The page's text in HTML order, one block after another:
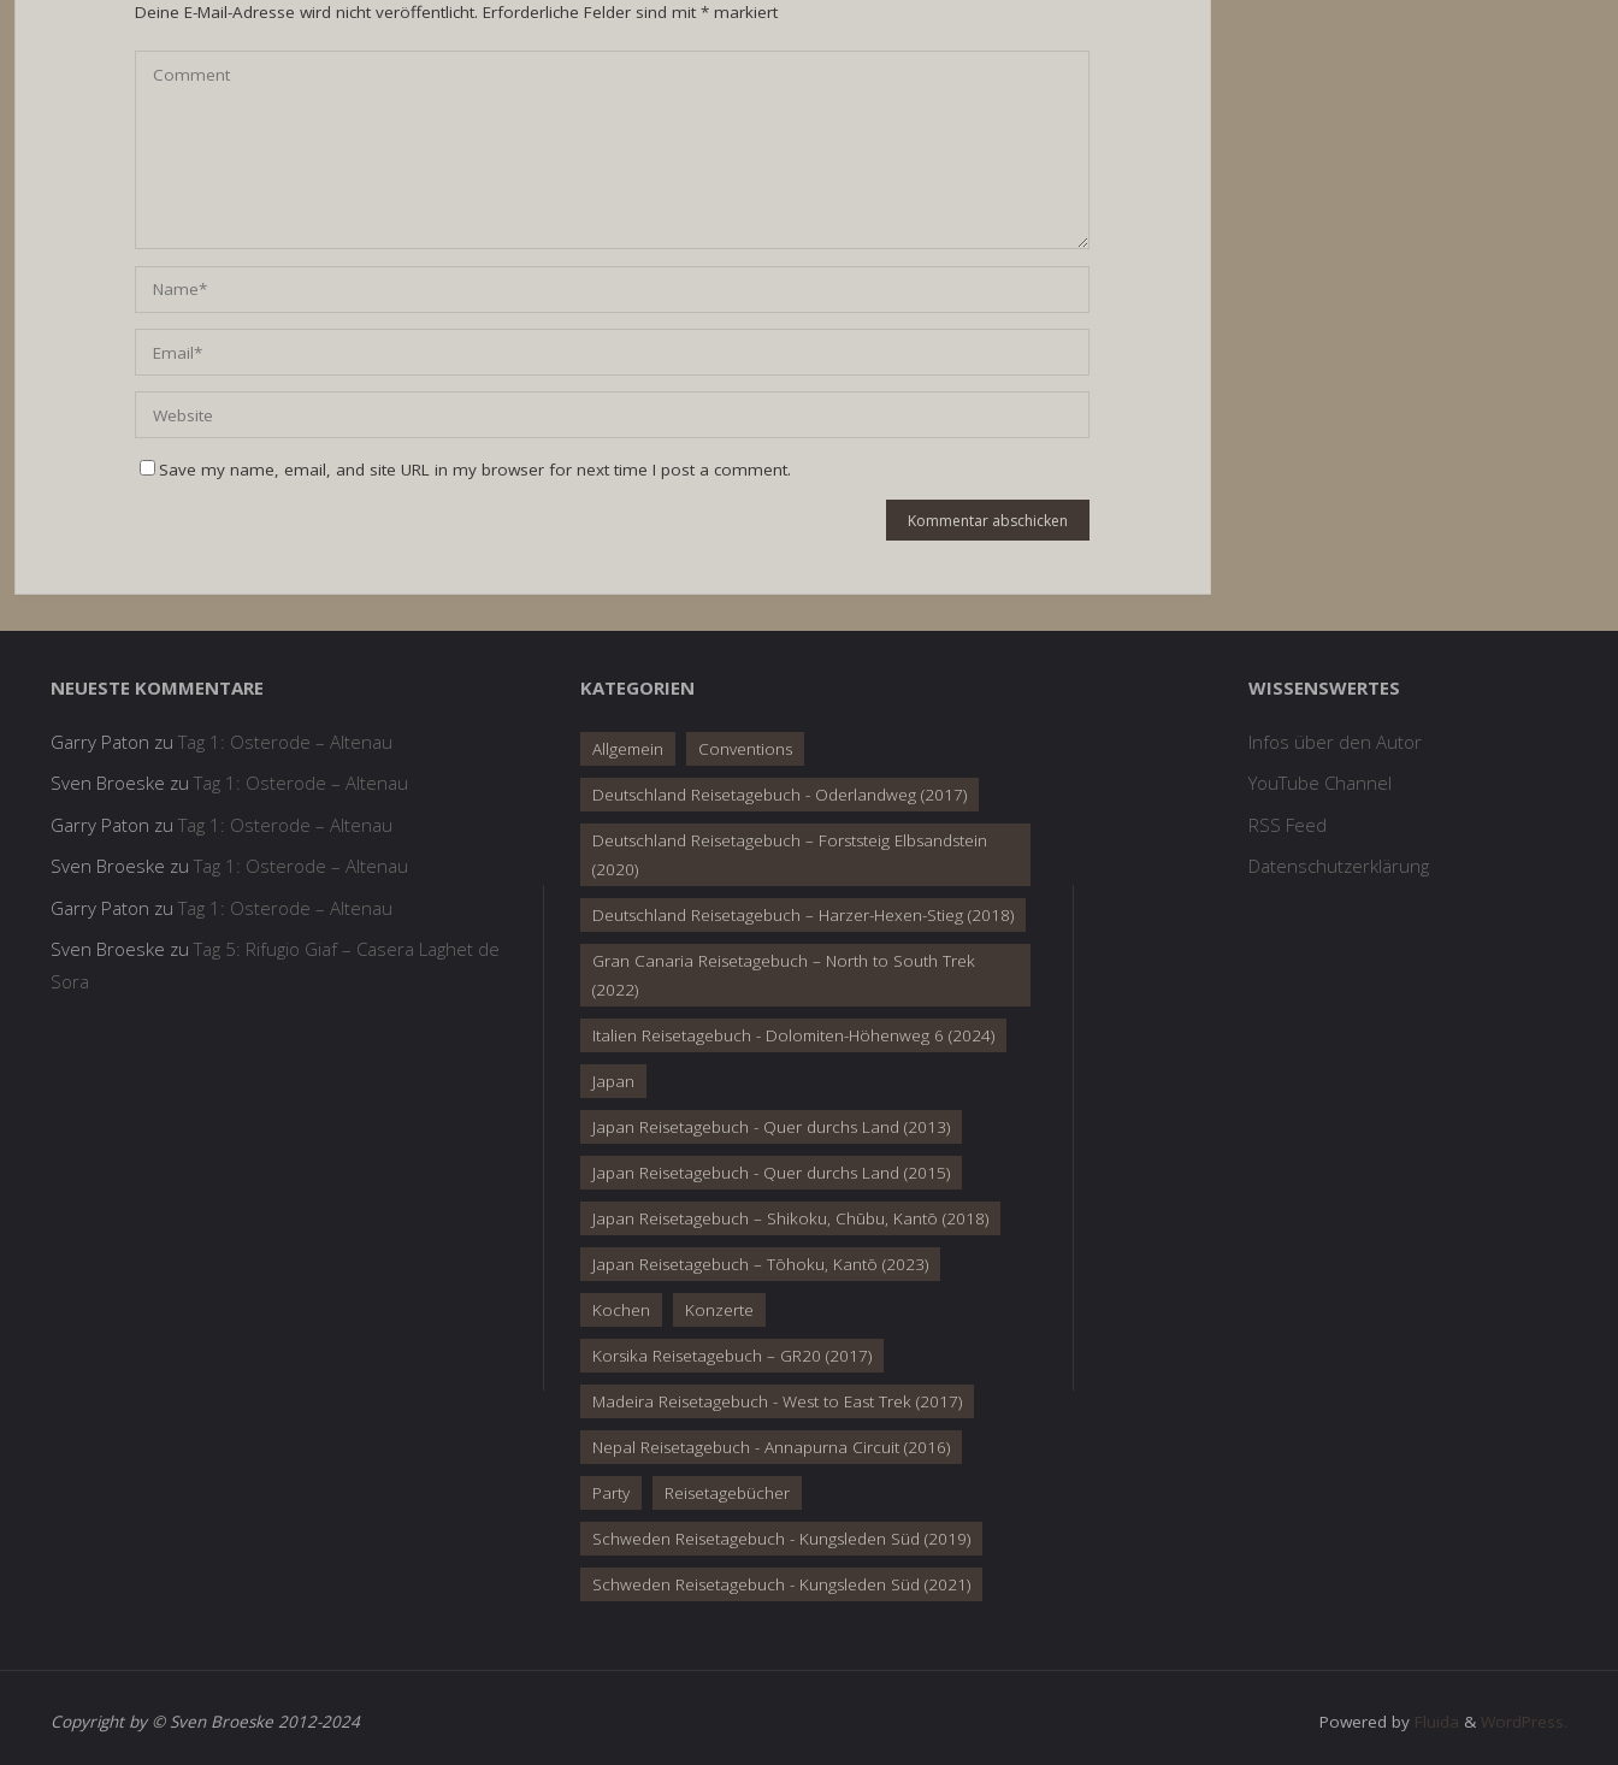
Deine E-Mail-Adresse wird nicht veröffentlicht. Erforderliche Felder sind mit* markiert
Save my name, email, and site URL in my browser for next time I post a comment.
NEUESTE KOMMENTARE
Garry Paton zu Tag 1: Osterode – Altenau
Sven Broeske zu Tag 1: Osterode – Altenau
Garry Paton zu Tag 1: Osterode – Altenau
Sven Broeske zu Tag 1: Osterode – Altenau
Garry Paton zu Tag 1: Osterode – Altenau
Sven Broeske zu Tag 5: Rifugio Giaf – Casera Laghet de
Sora
KATEGORIEN
Allgemein Conventions
Deutschland Reisetagebuch - Oderlandweg (2017)
Deutschland Reisetagebuch – Forststeig Elbsandstein
(2020)
Deutschland Reisetagebuch – Harzer-Hexen-Stieg (2018)
Gran Canaria Reisetagebuch – North to South Trek
(2022)
Italien Reisetagebuch - Dolomiten-Höhenweg 6 (2024)
Japan
Japan Reisetagebuch - Quer durchs Land (2013)
Japan Reisetagebuch - Quer durchs Land (2015)
Japan Reisetagebuch – Shikoku, Chūbu, Kantō (2018)
Japan Reisetagebuch – Tōhoku, Kantō (2023)
Kochen Konzerte
Korsika Reisetagebuch – GR20 (2017)
Madeira Reisetagebuch - West to East Trek (2017)
Nepal Reisetagebuch - Annapurna Circuit (2016)
Party Reisetagebücher
Schweden Reisetagebuch - Kungsleden Süd (2019)
Schweden Reisetagebuch - Kungsleden Süd (2021)
WISSENSWERTES
Infos über den Autor
YouTube Channel
RSS Feed
Datenschutzerklärung
Copyright by © Sven Broeske 2012-2024 Powered by Fluida & WordPress.